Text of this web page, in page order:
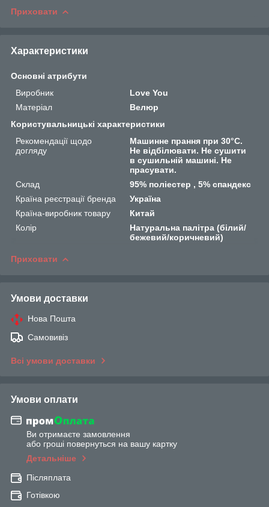
Приховати
Характеристики
Основні атрибути
Виробник
Love You
Матеріал
Велюр
Користувальницькі характеристики
Рекомендації щодо
догляду
Машинне прання при 30°C.
Не відбілювати. Не сушити
в сушильній машині. Не
прасувати.
Склад
95% поліестер , 5% спандекс
Країна реєстрації бренда
Україна
Країна-виробник товару
Китай
Колір
Натуральна палітра (білий/
бежевий/коричневий)
Приховати
Умови доставки
Нова Пошта
Самовивіз
Всі умови доставки
Умови оплати
Ви отримаєте замовлення
або гроші повернуться на вашу картку
Детальніше
Післяплата
Готівкою